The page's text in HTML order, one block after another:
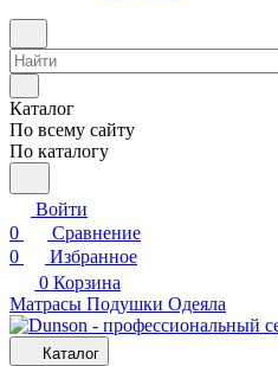
Каталог
По всему сайту
По каталогу
Войти
0
Сравнение
0
Избранное
0 Корзина
Матрасы Подушки Одеяла
Каталог